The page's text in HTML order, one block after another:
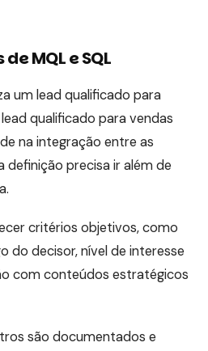
MQL e SQL
um lead qualificado para
qualificado para vendas
na integração entre as
definição precisa ir além de
critérios objetivos, como
do decisor, nível de interesse
com conteúdos estratégicos
são documentados e